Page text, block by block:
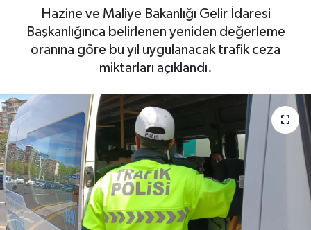
Hazine ve Maliye Bakanlığı Gelir İdaresi
Başkanlığınca belirlenen yeniden değerleme
oranına göre bu yıl uygulanacak trafik ceza
miktarları açıklandı.
Gündem
Haberler
Kültür Sanat
Magazin
Müzik
Piyasa
Son Dakika Haberleri
Haber Arşivi